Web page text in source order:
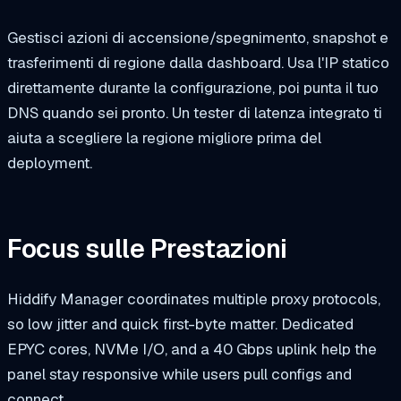
Gestisci azioni di accensione/spegnimento, snapshot e
trasferimenti di regione dalla dashboard. Usa l'IP statico
direttamente durante la configurazione, poi punta il tuo
DNS quando sei pronto. Un tester di latenza integrato ti
aiuta a scegliere la regione migliore prima del
deployment.
Focus sulle Prestazioni
Hiddify Manager coordinates multiple proxy protocols,
so low jitter and quick first-byte matter. Dedicated
EPYC cores, NVMe I/O, and a 40 Gbps uplink help the
panel stay responsive while users pull configs and